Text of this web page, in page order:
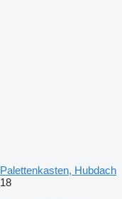
Palettenkasten, Hubdach
18